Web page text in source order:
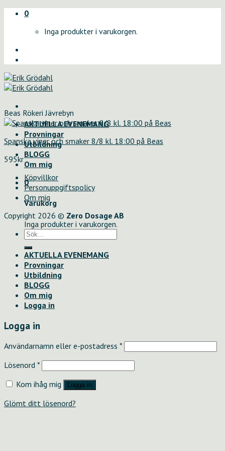
Skip
0
Inga produkter i varukorgen.
AKTUELLA EVENEMANG
Provningar
Utbildning
BLOGG
Om mig
0
Varukorg
Inga produkter i varukorgen.
Beas Rökeri Jävrebyn
Spanska viner och smaker 8/8 kl. 18:00 på Beas
595kr
Köpvillkor
Personuppgiftspolicy
Om mig
Copyright 2026 © Zero Dosage AB
Sök
AKTUELLA EVENEMANG
Provningar
Utbildning
BLOGG
Om mig
Logga in
Logga in
Användarnamn eller e-postadress *
Lösenord *
Kom ihåg mig
Logga in
Glömt ditt lösenord?